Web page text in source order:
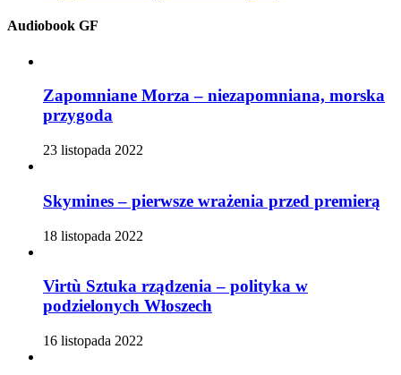
Audiobook GF
Zapomniane Morza – niezapomniana, morska
przygoda
23 listopada 2022
Skymines – pierwsze wrażenia przed premierą
18 listopada 2022
Virtù Sztuka rządzenia – polityka w
podzielonych Włoszech
16 listopada 2022